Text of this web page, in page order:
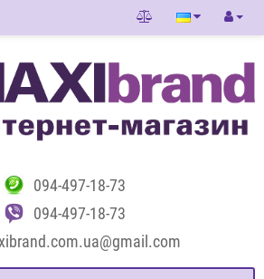
094-497-18-73
094-497-18-73